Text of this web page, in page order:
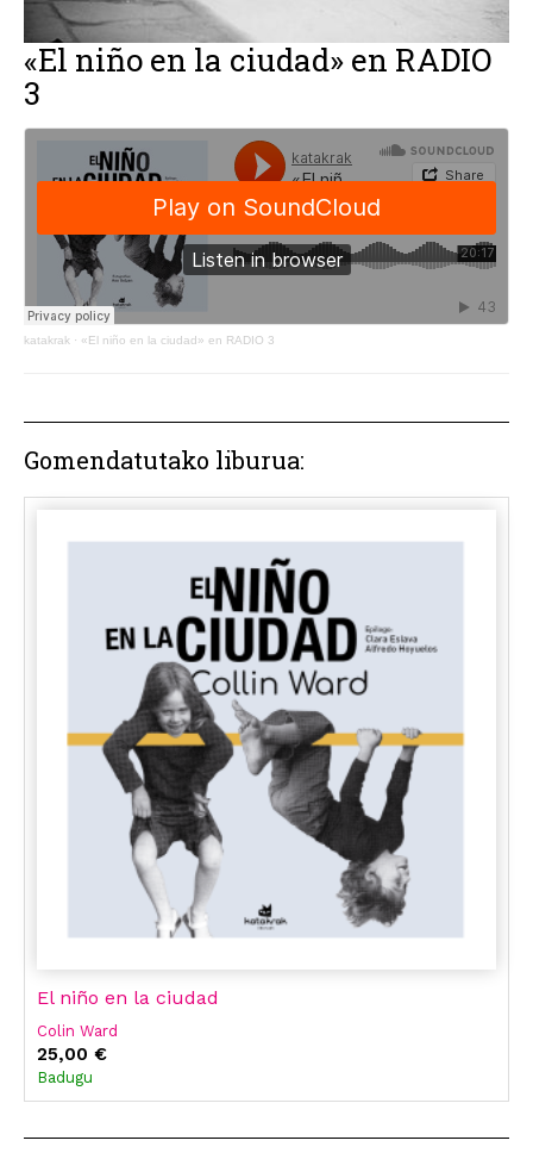
«El niño en la ciudad» en RADIO
3
katakrak · «El niño en la ciudad» en RADIO 3
Gomendatutako liburua:
El niño en la ciudad
Colin Ward
25,00 €
Badugu